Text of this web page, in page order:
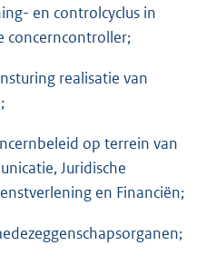
en controlcyclus in
concerncontroller;
realisatie van
op terrein van
Juridische
en Financiën;